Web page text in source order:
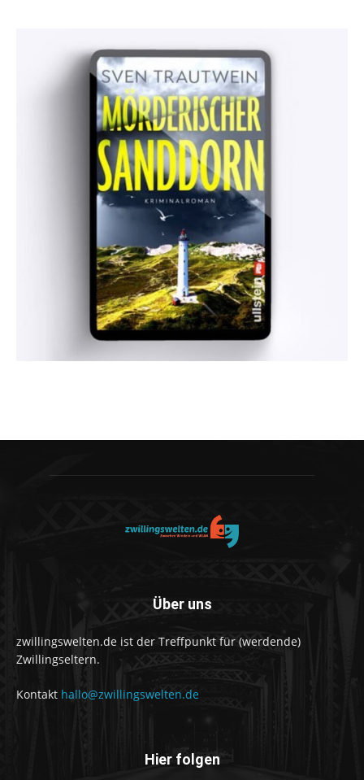
Über uns
zwillingswelten.de ist der Treffpunkt für (werdende)
Zwillingseltern.
Kontakt hallo@zwillingswelten.de
Hier folgen